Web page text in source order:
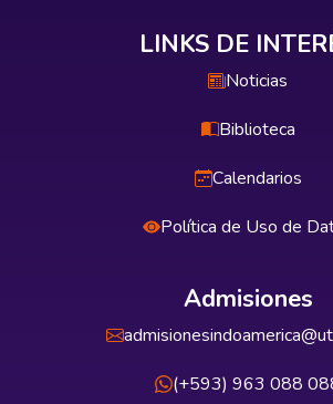
LINKS DE
Noticias
Biblioteca
Calendarios
Política de Uso de
Admisiones
(+593) 963 088